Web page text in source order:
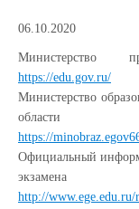
06.10.2020
Министерство
https://edu.gov.ru/
Министерство
области
https://
Официальный
экзамена
http://www.ege.edu.ru/